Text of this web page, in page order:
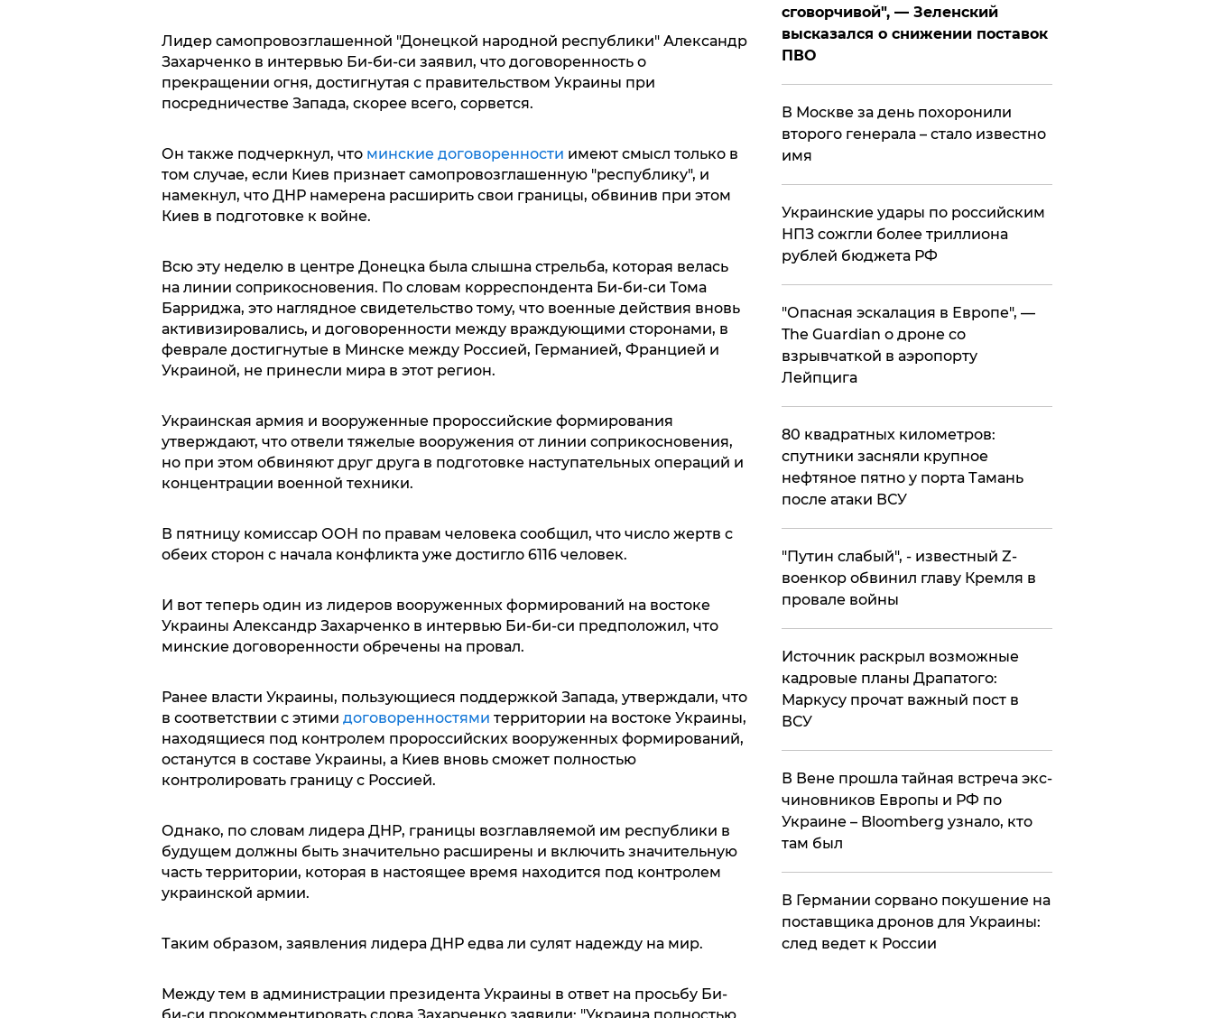
Лидер самопровозглашенной "Донецкой народной республики" Александр
Захарченко в интервью Би-би-си заявил, что договоренность о
прекращении огня, достигнутая с правительством Украины при
посредничестве Запада, скорее всего, сорвется.
Он также подчеркнул, что минские договоренности имеют смысл только в
том случае, если Киев признает самопровозглашенную "республику", и
намекнул, что ДНР намерена расширить свои границы, обвинив при этом
Киев в подготовке к войне.
Всю эту неделю в центре Донецка была слышна стрельба, которая велась
на линии соприкосновения. По словам корреспондента Би-би-си Тома
Барриджа, это наглядное свидетельство тому, что военные действия вновь
активизировались, и договоренности между враждующими сторонами, в
феврале достигнутые в Минске между Россией, Германией, Францией и
Украиной, не принесли мира в этот регион.
Украинская армия и вооруженные пророссийские формирования
утверждают, что отвели тяжелые вооружения от линии соприкосновения,
но при этом обвиняют друг друга в подготовке наступательных операций и
концентрации военной техники.
В пятницу комиссар ООН по правам человека сообщил, что число жертв с
обеих сторон с начала конфликта уже достигло 6116 человек.
И вот теперь один из лидеров вооруженных формирований на востоке
Украины Александр Захарченко в интервью Би-би-си предположил, что
минские договоренности обречены на провал.
Ранее власти Украины, пользующиеся поддержкой Запада, утверждали, что
в соответствии с этими договоренностями территории на востоке Украины,
находящиеся под контролем пророссийских вооруженных формирований,
останутся в составе Украины, а Киев вновь сможет полностью
контролировать границу с Россией.
Однако, по словам лидера ДНР, границы возглавляемой им республики в
будущем должны быть значительно расширены и включить значительную
часть территории, которая в настоящее время находится под контролем
украинской армии.
Таким образом, заявления лидера ДНР едва ли сулят надежду на мир.
Между тем в администрации президента Украины в ответ на просьбу Би-
сговорчивой", — Зеленский
высказался о снижении поставок
ПВО
В Москве за день похоронили
второго генерала – стало известно
имя
Украинские удары по российским
НПЗ сожгли более триллиона
рублей бюджета РФ
"Опасная эскалация в Европе", —
The Guardian о дроне со
взрывчаткой в аэропорту
Лейпцига
80 квадратных километров:
спутники засняли крупное
нефтяное пятно у порта Тамань
после атаки ВСУ
​"Путин слабый", - известный Z-
военкор обвинил главу Кремля в
провале войны
​Источник раскрыл возможные
кадровые планы Драпатого:
Маркусу прочат важный пост в
ВСУ
В Вене прошла тайная встреча экс-
чиновников Европы и РФ по
Украине – Bloomberg узнало, кто
там был
​В Германии сорвано покушение на
поставщика дронов для Украины:
след ведет к России